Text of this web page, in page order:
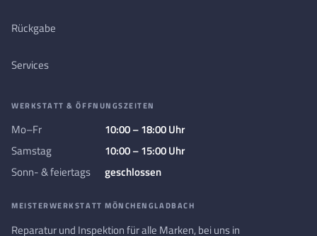
Rückgabe
Services
WERKSTATT & ÖFFNUNGSZEITEN
Mo–Fr
10:00 – 18:00 Uhr
Samstag
10:00 – 15:00 Uhr
Sonn- & feiertags
geschlossen
MEISTERWERKSTATT MÖNCHENGLADBACH
Reparatur und Inspektion für alle Marken, bei uns in